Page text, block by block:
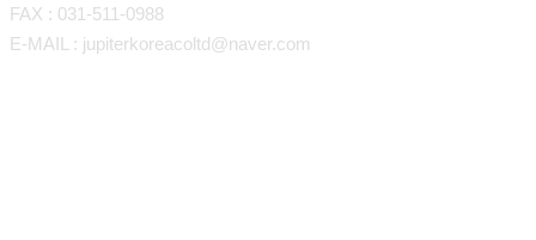
FAX : 031-511-0988
E-MAIL : jupiterkoreacoltd@naver.com